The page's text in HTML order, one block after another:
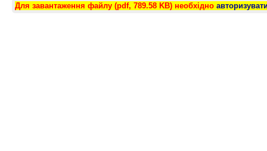
Для завантаження файлу (pdf, 789.58 KB) необхідно